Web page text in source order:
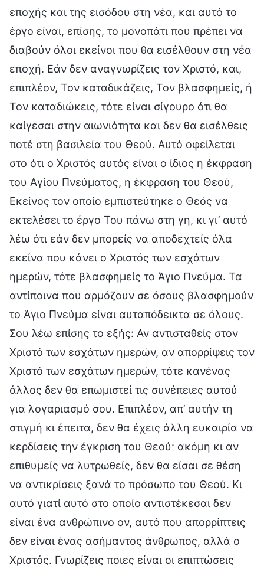
εποχής και της εισόδου στη νέα, και αυτό το
έργο είναι, επίσης, το μονοπάτι που πρέπει να
διαβούν όλοι εκείνοι που θα εισέλθουν στη νέα
εποχή. Εάν δεν αναγνωρίζεις τον Χριστό, και,
επιπλέον, Τον καταδικάζεις, Τον βλασφημείς, ή
Τον καταδιώκεις, τότε είναι σίγουρο ότι θα
καίγεσαι στην αιωνιότητα και δεν θα εισέλθεις
ποτέ στη βασιλεία του Θεού. Αυτό οφείλεται
στο ότι ο Χριστός αυτός είναι ο ίδιος η έκφραση
του Αγίου Πνεύματος, η έκφραση του Θεού,
Εκείνος τον οποίο εμπιστεύτηκε ο Θεός να
εκτελέσει το έργο Του πάνω στη γη, κι γι’ αυτό
λέω ότι εάν δεν μπορείς να αποδεχτείς όλα
εκείνα που κάνει ο Χριστός των εσχάτων
ημερών, τότε βλασφημείς το Άγιο Πνεύμα. Τα
αντίποινα που αρμόζουν σε όσους βλασφημούν
το Άγιο Πνεύμα είναι αυταπόδεικτα σε όλους.
Σου λέω επίσης το εξής: Αν αντισταθείς στον
Χριστό των εσχάτων ημερών, αν απορρίψεις τον
Χριστό των εσχάτων ημερών, τότε κανένας
άλλος δεν θα επωμιστεί τις συνέπειες αυτού
για λογαριασμό σου. Επιπλέον, απ’ αυτήν τη
στιγμή κι έπειτα, δεν θα έχεις άλλη ευκαιρία να
κερδίσεις την έγκριση του Θεού· ακόμη κι αν
επιθυμείς να λυτρωθείς, δεν θα είσαι σε θέση
να αντικρίσεις ξανά το πρόσωπο του Θεού. Κι
αυτό γιατί αυτό στο οποίο αντιστέκεσαι δεν
είναι ένα ανθρώπινο ον, αυτό που απορρίπτεις
δεν είναι ένας ασήμαντος άνθρωπος, αλλά ο
Χριστός. Γνωρίζεις ποιες είναι οι επιπτώσεις